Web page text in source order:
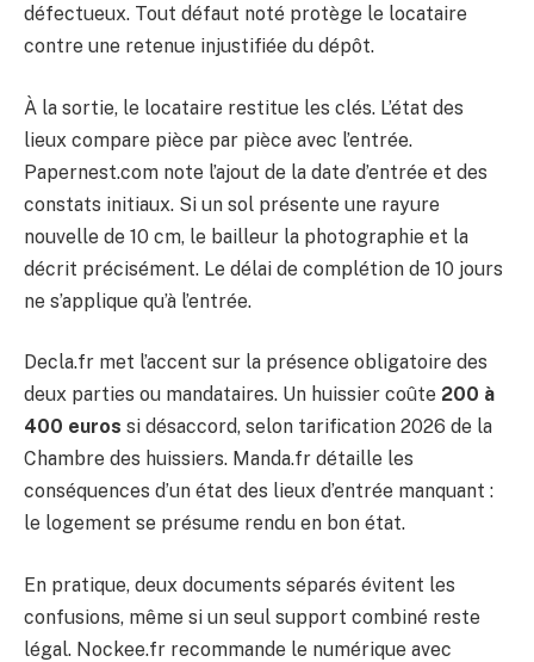
défectueux. Tout défaut noté protège le locataire
contre une retenue injustifiée du dépôt.
À la sortie, le locataire restitue les clés. L’état des
lieux compare pièce par pièce avec l’entrée.
Papernest.com note l’ajout de la date d’entrée et des
constats initiaux. Si un sol présente une rayure
nouvelle de 10 cm, le bailleur la photographie et la
décrit précisément. Le délai de complétion de 10 jours
ne s’applique qu’à l’entrée.
Decla.fr met l’accent sur la présence obligatoire des
deux parties ou mandataires. Un huissier coûte 200 à
400 euros si désaccord, selon tarification 2026 de la
Chambre des huissiers. Manda.fr détaille les
conséquences d’un état des lieux d’entrée manquant :
le logement se présume rendu en bon état.
En pratique, deux documents séparés évitent les
confusions, même si un seul support combiné reste
légal. Nockee.fr recommande le numérique avec